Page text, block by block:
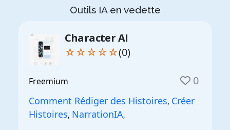
Outils IA en vedette
Character AI
☆☆☆☆☆(0)
Freemium 0
Comment Rédiger des Histoires, Créer
Histoires, NarrationIA,